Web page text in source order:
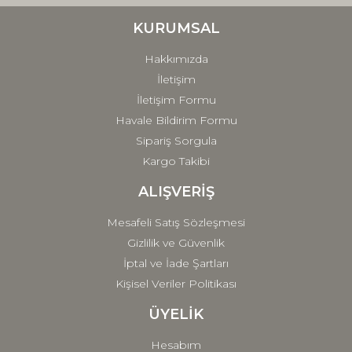
Ürün fiyatı diğer sitelerden daha pahalı.
Gönder
KURUMSAL
Hakkımızda
İletişim
İletişim Formu
Havale Bildirim Formu
Sipariş Sorgula
Kargo Takibi
ALIŞVERİŞ
Mesafeli Satış Sözleşmesi
Gizlilik ve Güvenlik
İptal ve İade Şartları
Kişisel Veriler Politikası
ÜYELİK
Hesabım